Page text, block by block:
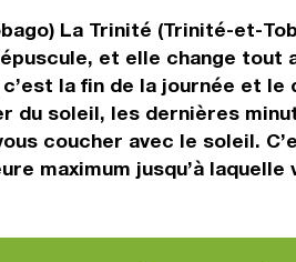
La Trinité (Trinité-et-
et elle change tout
la fin de la journée et
soleil, les dernières
coucher avec le soleil.
maximum jusqu’à